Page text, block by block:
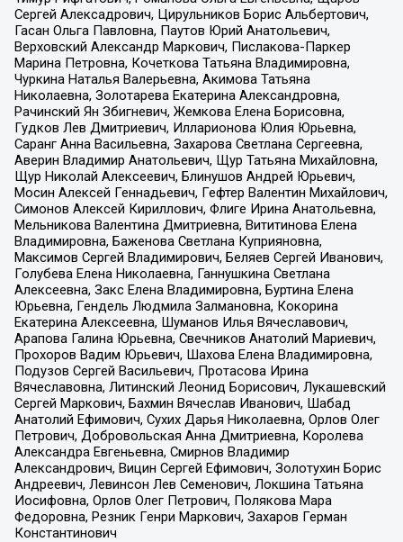
Сергей Алексадрович, Цирульников Борис Альбертович,
Гасан Ольга Павловна, Паутов Юрий Анатольевич,
Верховский Александр Маркович, Пислакова-Паркер
Марина Петровна, Кочеткова Татьяна Владимировна,
Чуркина Наталья Валерьевна, Акимова Татьяна
Николаевна, Золотарева Екатерина Александровна,
Рачинский Ян Збигневич, Жемкова Елена Борисовна,
Гудков Лев Дмитриевич, Илларионова Юлия Юрьевна,
Саранг Анна Васильевна, Захарова Светлана Сергеевна,
Аверин Владимир Анатольевич, Щур Татьяна Михайловна,
Щур Николай Алексеевич, Блинушов Андрей Юрьевич,
Мосин Алексей Геннадьевич, Гефтер Валентин Михайлович,
Симонов Алексей Кириллович, Флиге Ирина Анатольевна,
Мельникова Валентина Дмитриевна, Вититинова Елена
Владимировна, Баженова Светлана Куприяновна,
Максимов Сергей Владимирович, Беляев Сергей Иванович,
Голубева Елена Николаевна, Ганнушкина Светлана
Алексеевна, Закс Елена Владимировна, Буртина Елена
Юрьевна, Гендель Людмила Залмановна, Кокорина
Екатерина Алексеевна, Шуманов Илья Вячеславович,
Арапова Галина Юрьевна, Свечников Анатолий Мариевич,
Прохоров Вадим Юрьевич, Шахова Елена Владимировна,
Подузов Сергей Васильевич, Протасова Ирина
Вячеславовна, Литинский Леонид Борисович, Лукашевский
Сергей Маркович, Бахмин Вячеслав Иванович, Шабад
Анатолий Ефимович, Сухих Дарья Николаевна, Орлов Олег
Петрович, Добровольская Анна Дмитриевна, Королева
Александра Евгеньевна, Смирнов Владимир
Александрович, Вицин Сергей Ефимович, Золотухин Борис
Андреевич, Левинсон Лев Семенович, Локшина Татьяна
Иосифовна, Орлов Олег Петрович, Полякова Мара
Федоровна, Резник Генри Маркович, Захаров Герман
Константинович